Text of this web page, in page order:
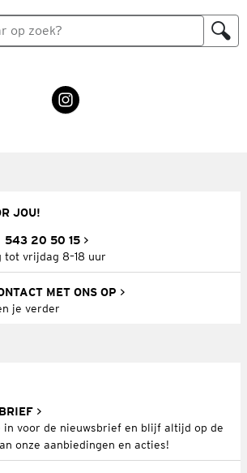
JOU!
543 20 50 15
tot vrijdag 8–18 uur
MET ONS OP
je verder
in voor de nieuwsbrief en blijf altijd op de
onze aanbiedingen en acties!